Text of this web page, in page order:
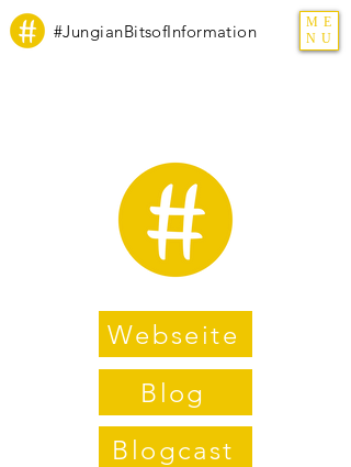
#JungianBitsofInformation
ME
NU
Webseite
Blog
Blogcast